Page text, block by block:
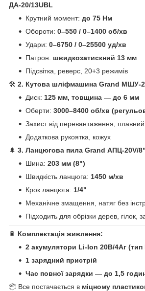
ДА-20/13UBL
Крутний момент: до 75 Нм
Обороти: 0–550 / 0–1400 об/хв
Удари: 0–6750 / 0–25500 уд/хв
Патрон: швидкозатискний 13 мм
Підсвітка, реверс, 20+3 режимів
🛠️ 2. Кутова шліфмашина Grand МШУ-
Диск: 125 мм, товщина — до 6 мм
Оберти: 3000–8400 об/хв
Захист від перевантаження,
Додаткова рукоятка, кожух
🌲 3. Ланцюгова пила Grand АПЦ-20V/
Шина: 203 мм (8")
Швидкість ланцюга: 1450 м/хв
Крок ланцюга: 1/4"
Механічне змащення, натяг без
Підходить для обрізки дерев, гілок,
🔋 Комплектація живлення:
2 акумулятори Li-Ion 20В/4Аг (тип
1 зарядний пристрій
Час повної зарядки — до 1,5
📦 Все постачається в міцному